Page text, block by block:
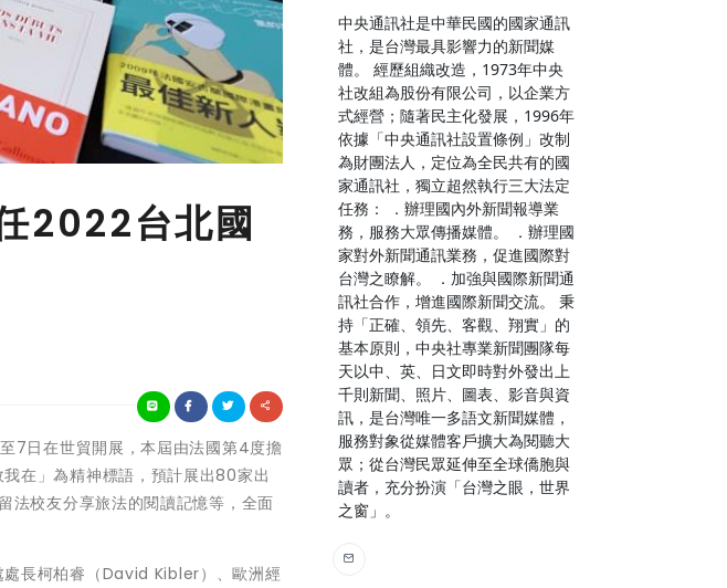
2022台北國
7日在世貿開展，本屆由法國第4度擔
在」為精神標語，預計展出80家出
法校友分享旅法的閱讀記憶等，全面
處長柯柏睿（David Kibler）、歐洲經
中央通訊社是中華民國的國家通訊
社，是台灣最具影響力的新聞媒
體。 經歷組織改造，1973年中央
社改組為股份有限公司，以企業方
式經營；隨著民主化發展，1996年
依據「中央通訊社設置條例」改制
為財團法人，定位為全民共有的國
家通訊社，獨立超然執行三大法定
任務： ．辦理國內外新聞報導業
務，服務大眾傳播媒體。 ．辦理國
家對外新聞通訊業務，促進國際對
台灣之瞭解。 ．加強與國際新聞通
訊社合作，增進國際新聞交流。 秉
持「正確、領先、客觀、翔實」的
基本原則，中央社專業新聞團隊每
天以中、英、日文即時對外發出上
千則新聞、照片、圖表、影音與資
訊，是台灣唯一多語文新聞媒體，
服務對象從媒體客戶擴大為閱聽大
眾；從台灣民眾延伸至全球僑胞與
讀者，充分扮演「台灣之眼，世界
之窗」。